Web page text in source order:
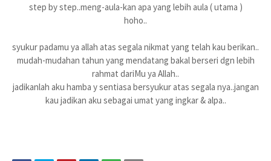
step by step..meng-aula-kan apa yang lebih aula ( utama )
hoho..
syukur padamu ya allah atas segala nikmat yang telah kau berikan..
mudah-mudahan tahun yang mendatang bakal berseri dgn lebih
rahmat dariMu ya Allah..
jadikanlah aku hamba y sentiasa bersyukur atas segala nya..jangan
kau jadikan aku sebagai umat yang ingkar & alpa..